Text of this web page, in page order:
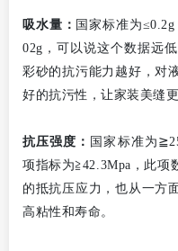
吸水量： 国家标准为≤0.2g
02g，可以说这个数据远
彩砂的抗污能力越好，对
好的抗污性，让家装美缝更
抗压强度： 国家标准为 ≧
项指标为≧42.3Mpa ，此项
的抵抗压应力，也从一方
高粘性和寿命。